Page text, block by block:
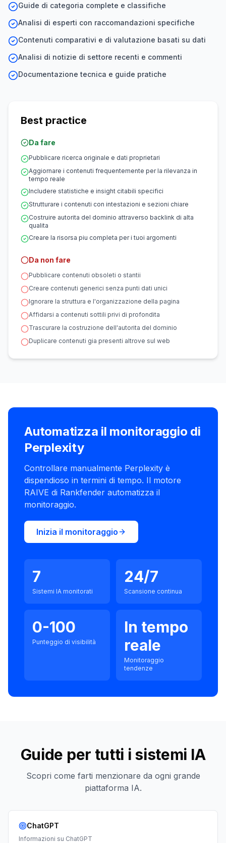
Guide di categoria complete e classifiche
Analisi di esperti con raccomandazioni specifiche
Contenuti comparativi e di valutazione basati su dati
Analisi di notizie di settore recenti e commenti
Documentazione tecnica e guide pratiche
Best practice
Da fare
Pubblicare ricerca originale e dati proprietari
Aggiornare i contenuti frequentemente per la rilevanza in
tempo reale
Includere statistiche e insight citabili specifici
Strutturare i contenuti con intestazioni e sezioni chiare
Costruire autorita del dominio attraverso backlink di alta
qualita
Creare la risorsa piu completa per i tuoi argomenti
Da non fare
Pubblicare contenuti obsoleti o stantii
Creare contenuti generici senza punti dati unici
Ignorare la struttura e l'organizzazione della pagina
Affidarsi a contenuti sottili privi di profondita
Trascurare la costruzione dell'autorita del dominio
Duplicare contenuti gia presenti altrove sul web
Automatizza il monitoraggio di
Perplexity
Controllare manualmente Perplexity è
dispendioso in termini di tempo. Il motore
RAIVE di Rankfender automatizza il
monitoraggio.
Inizia il monitoraggio
7
Sistemi IA monitorati
24/7
Scansione continua
0-100
Punteggio di visibilità
In tempo
reale
Monitoraggio
tendenze
Guide per tutti i sistemi IA
Scopri come farti menzionare da ogni grande
piattaforma IA.
ChatGPT
Informazioni su ChatGPT